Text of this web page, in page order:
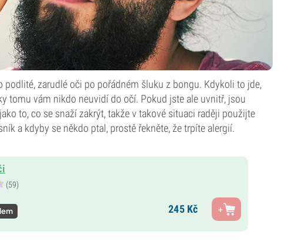
podlité, zarudlé oči po pořádném šluku z bongu. Kdykoli to jde,
tomu vám nikdo neuvidí do očí. Pokud jste ale uvnitř, jsou
to, co se snaží zakrýt, takže v takové situaci raději použijte
a kdyby se někdo ptal, prostě řekněte, že trpíte alergií.
(59)
245Kč